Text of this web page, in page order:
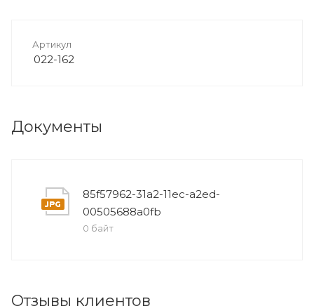
Артикул
022-162
Документы
85f57962-31a2-11ec-a2ed-
00505688a0fb
0 байт
Отзывы клиентов